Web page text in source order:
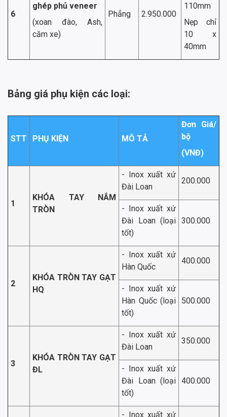
6
ghép phủ veneer
(xoan đào, Ash,
căm xe)
Phẳng 2.950.000
110mm
Nẹp chỉ
10 x
40mm
Bảng giá phụ kiện các loại:
STT PHỤ KIỆN MÔ TẢ
Đơn Giá/
bộ
(VNĐ)
1
KHÓA TAY NẮM
TRÒN
- Inox xuất xứ
Đài Loan
200.000
- Inox xuất xứ
Đài Loan (loại
tốt)
300.000
2
KHÓA TRÒN TAY GẠT
HQ
- Inox xuất xứ
Hàn Quốc
400.000
- Inox xuất xứ
Hàn Quốc (loại
tốt)
500.000
3
KHÓA TRÒN TAY GẠT
ĐL
- Inox xuất xứ
Đài Loan
350.000
- Inox xuất xứ
Đài Loan (loại
tốt)
400.000
- Inox xuất xứ